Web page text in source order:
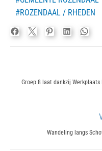
ROZENDAAL / RHEDEN
navigatie
Previous
Groep 8 laat dankzij
Next
Wandeling langs